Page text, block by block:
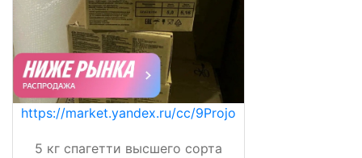
https://market.yandex.ru/cc/9Projo
5 кг спагетти высшего сорта